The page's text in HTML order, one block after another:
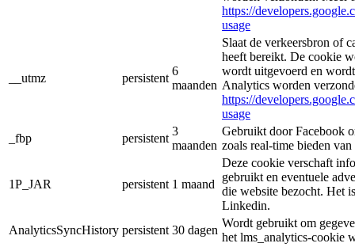
https://
usage
__utmz persistent
6
maanden
Slaat de verkeersbron of
heeft bereikt. De cookie
wordt uitgevoerd en
Analytics worden
https://
usage
_fbp
persistent
3
maanden
Gebruikt door Facebook
zoals real-time bieden van
1P_JAR persistent 1 maand
Deze cookie verschaft
gebruikt en eventuele
die website bezocht. Het
Linkedin.
AnalyticsSyncHistory persistent 30 dagen
Wordt gebruikt om
het lms_analytics-cookie